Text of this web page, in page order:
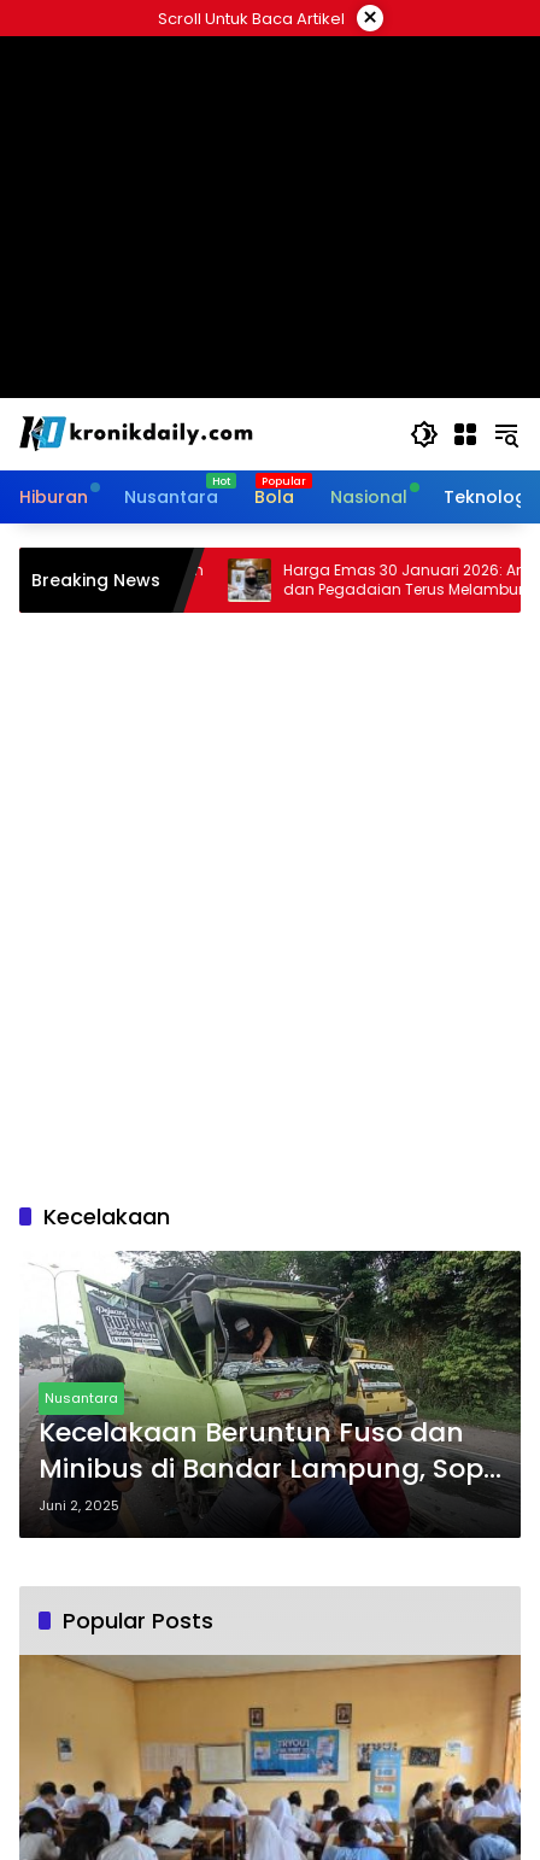
ke
Scroll Untuk Baca Artikel ×
Hiburan Nusantara Bola Nasional Teknologi
Breaking News
2026: Antam dan
Harga Emas 30 Januari 2026: Antam
dan Pegadaian Terus Melambung
Kecelakaan
Nusantara
Kecelakaan Beruntun Fuso dan
Minibus di Bandar Lampung, Sopir
Terjepit
Juni 2, 2025
Popular Posts